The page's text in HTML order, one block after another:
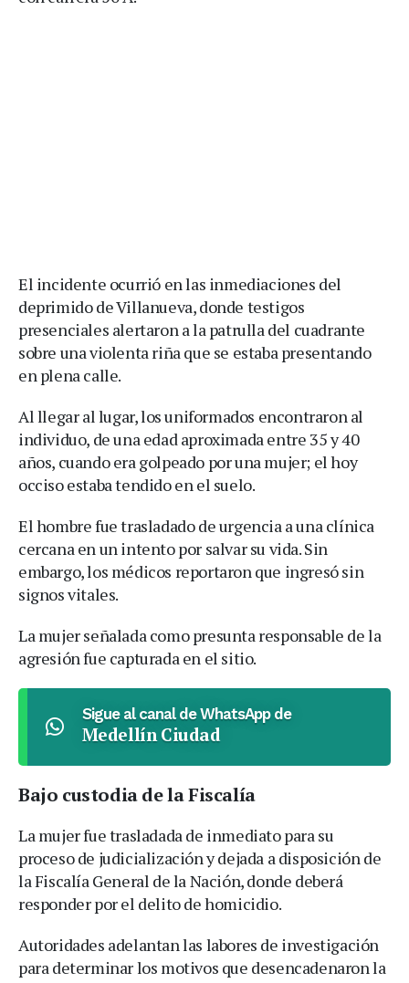
El incidente ocurrió en las inmediaciones del
deprimido de Villanueva, donde testigos
presenciales alertaron a la patrulla del cuadrante
sobre una violenta riña que se estaba presentando
en plena calle.
Al llegar al lugar, los uniformados encontraron al
individuo, de una edad aproximada entre 35 y 40
años, cuando era golpeado por una mujer; el hoy
occiso estaba tendido en el suelo.
El hombre fue trasladado de urgencia a una clínica
cercana en un intento por salvar su vida. Sin
embargo, los médicos reportaron que ingresó sin
signos vitales.
La mujer señalada como presunta responsable de la
agresión fue capturada en el sitio.
Sigue al canal de WhatsApp de
Medellín Ciudad
Bajo custodia de la Fiscalía
La mujer fue trasladada de inmediato para su
proceso de judicialización y dejada a disposición de
la Fiscalía General de la Nación, donde deberá
responder por el delito de homicidio.
Autoridades adelantan las labores de investigación
para determinar los motivos que desencadenaron la